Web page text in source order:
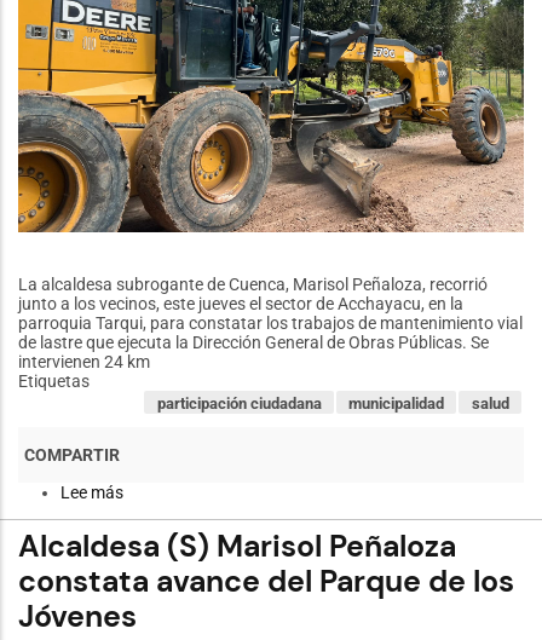
La alcaldesa subrogante de Cuenca, Marisol Peñaloza, recorrió
junto a los vecinos, este jueves el sector de Acchayacu, en la
parroquia Tarqui, para constatar los trabajos de mantenimiento vial
de lastre que ejecuta la Dirección General de Obras Públicas. Se
intervienen 24 km
Etiquetas
salud
municipalidad
participación ciudadana
Lee más
Cuenca
ejecuta
mantenimiento
de
lastre
Alcaldesa (S) Marisol Peñaloza
constata avance del Parque de los
Jóvenes